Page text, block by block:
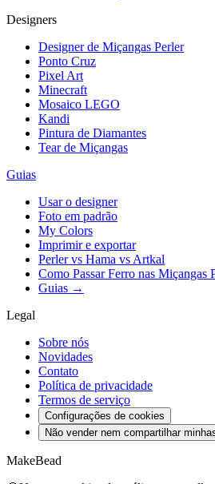
Designers
Designer de Miçangas Perler
Ponto Cruz
Pixel Art
Minecraft
Mosaico LEGO
Kandi
Pintura de Diamantes
Tear de Miçangas
Guias
Usar o designer
Foto em padrão
My Colors
Imprimir e exportar
Perler vs Hama vs Artkal
Como Passar Ferro nas Miçangas
Guias →
Legal
Sobre nós
Novidades
Contato
Política de privacidade
Termos de serviço
Configurações de cookies
Não vender nem compartilhar
MakeBead